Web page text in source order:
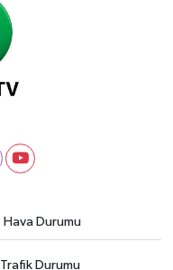
Hava Durumu
Trafik Durumu